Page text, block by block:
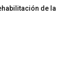
de la